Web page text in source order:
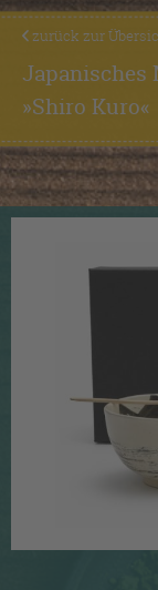
zurück zur
Japanisches
»Shiro Kuro«